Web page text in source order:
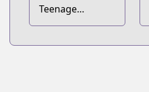
Teenage
Mercenary